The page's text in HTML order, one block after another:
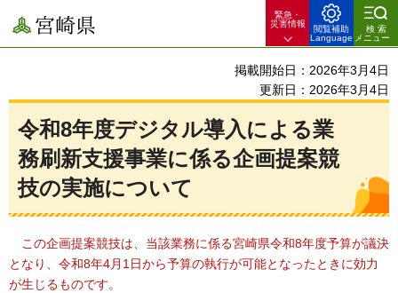
宮崎県
緊急・
災害情報
閲覧補助
Language
検索
メニュー
掲載開始日：2026年3月4日
更新日：2026年3月4日
令和8年度デジタル導入による業
務刷新支援事業に係る企画提案競
技の実施について
この企画提案競技は、当該業務に係る宮崎県令和8年度予算が議決
となり、令和8年4月1日から予算の執行が可能となったときに効力
が生じるものです。